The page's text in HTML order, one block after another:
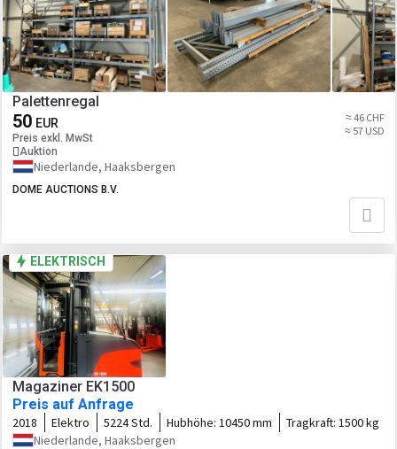
Palettenregal
50 EUR
Preis exkl. MwSt
Auktion
≈ 46 CHF
≈ 57 USD
Niederlande, Haaksbergen
DOME AUCTIONS B.V.
ELEKTRISCH
Magaziner EK1500
Preis auf Anfrage
2018 Elektro 5224 Std. Hubhöhe: 10450 mm Tragkraft: 1500 kg
Niederlande, Haaksbergen